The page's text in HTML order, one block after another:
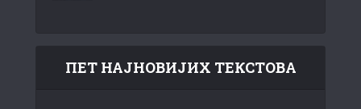
ПЕТ НАЈНОВИЈИХ ТЕКСТОВА